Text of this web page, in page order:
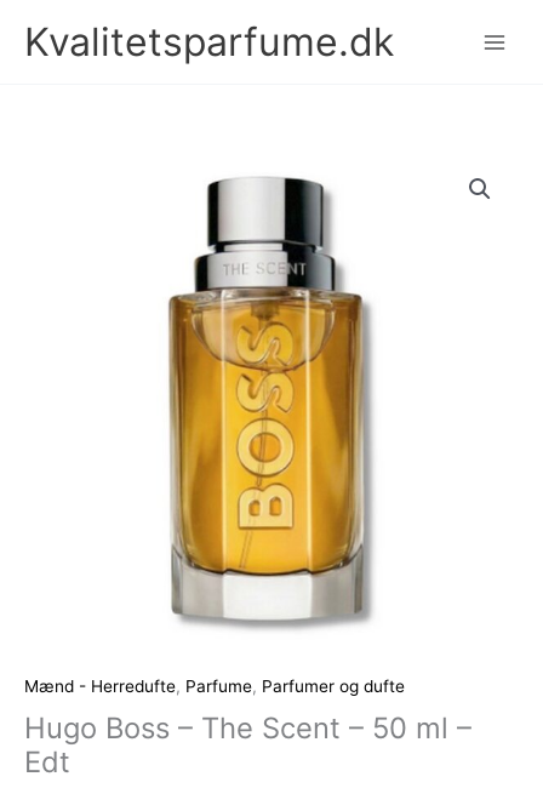
Kvalitetsparfume.dk
Mænd - Herredufte, Parfume, Parfumer og dufte
Hugo Boss – The Scent – 50 ml –
Edt